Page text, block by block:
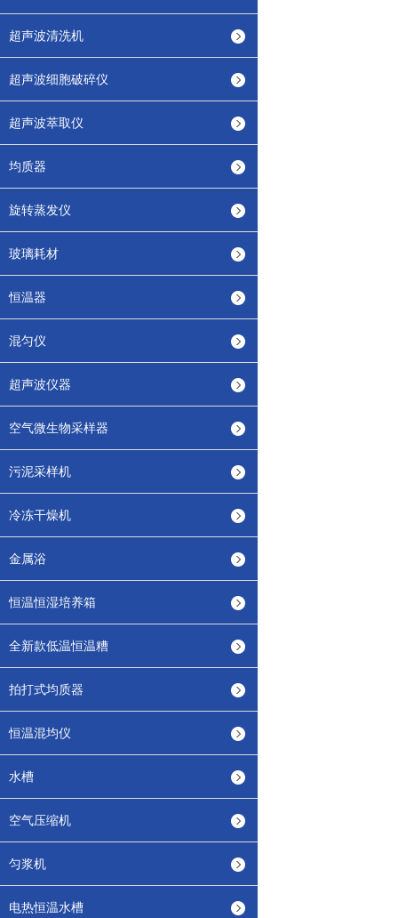
超声波清洗机
超声波细胞破碎仪
超声波萃取仪
均质器
旋转蒸发仪
玻璃耗材
恒温器
混匀仪
超声波仪器
空气微生物采样器
污泥采样机
冷冻干燥机
金属浴
恒温恒湿培养箱
全新款低温恒温糟
拍打式均质器
恒温混均仪
水槽
空气压缩机
匀浆机
电热恒温水槽